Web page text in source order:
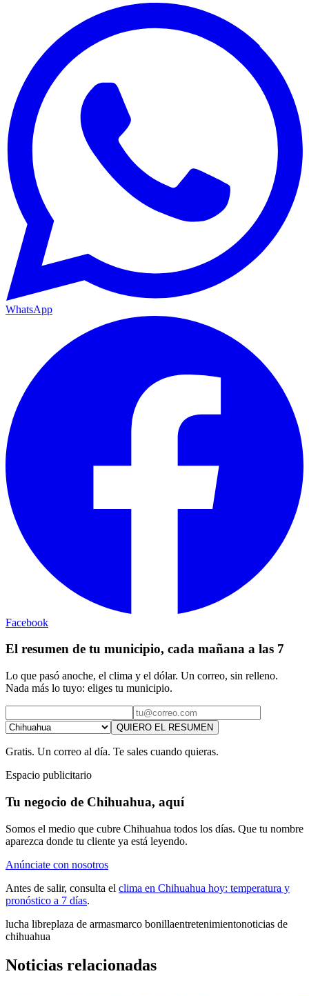
WhatsApp
Facebook
El resumen de tu municipio, cada mañana a las 7
Lo que pasó anoche, el clima y el dólar. Un correo, sin relleno.
Nada más lo tuyo: eliges tu municipio.
QUIERO EL RESUMEN
Gratis. Un correo al día. Te sales cuando quieras.
Espacio publicitario
Tu negocio de Chihuahua, aquí
Somos el medio que cubre Chihuahua todos los días. Que tu nombre
aparezca donde tu cliente ya está leyendo.
Anúnciate con nosotros
Antes de salir, consulta el clima en Chihuahua hoy: temperatura y
pronóstico a 7 días.
lucha libreplaza de armasmarco bonillaentretenimientonoticias de
chihuahua
Noticias relacionadas